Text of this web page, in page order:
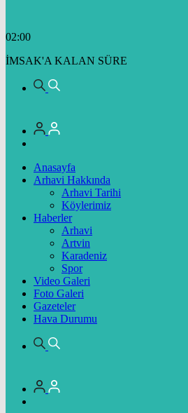
02:00
İMSAK'A KALAN SÜRE
Anasayfa
Arhavi Hakkında
Arhavi Tarihi
Köylerimiz
Haberler
Arhavi
Artvin
Karadeniz
Spor
Video Galeri
Foto Galeri
Gazeteler
Hava Durumu